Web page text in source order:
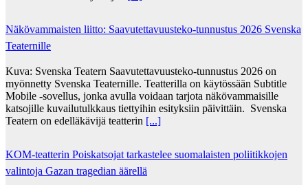
Näkövammaisten liitto: Saavutettavuusteko-tunnustus 2026 Svenska
Teaternille
Kuva: Svenska Teatern Saavutettavuusteko-tunnustus 2026 on
myönnetty Svenska Teaternille. Teatterilla on käytössään Subtitle
Mobile -sovellus, jonka avulla voidaan tarjota näkövammaisille
katsojille kuvailutulkkaus tiettyihin esityksiin päivittäin. Svenska
Teatern on edelläkävijä teatterin [...]
KOM-teatterin Poiskatsojat tarkastelee suomalaisten poliitikkojen
valintoja Gazan tragedian äärellä